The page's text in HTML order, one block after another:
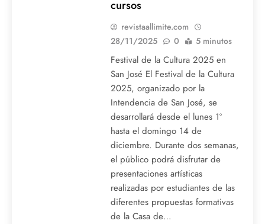
cursos
revistaallimite.com
28/11/2025
0 5 minutos
Festival de la Cultura 2025 en
San José El Festival de la Cultura
2025, organizado por la
Intendencia de San José, se
desarrollará desde el lunes 1º
hasta el domingo 14 de
diciembre. Durante dos semanas,
el público podrá disfrutar de
presentaciones artísticas
realizadas por estudiantes de las
diferentes propuestas formativas
de la Casa de…